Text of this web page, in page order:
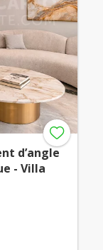
d’angle
- Villa